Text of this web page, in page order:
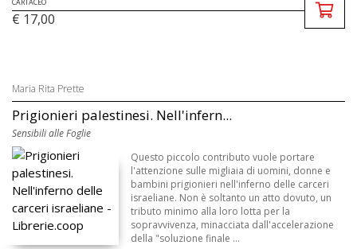
€ 17,00
Maria Rita Prette
Prigionieri palestinesi. Nell'infern...
Sensibili alle Foglie
Questo piccolo contributo vuole portare
l'attenzione sulle migliaia di uomini, donne e
bambini prigionieri nell'inferno delle carceri
israeliane. Non è soltanto un atto dovuto, un
tributo minimo alla loro lotta per la
sopravvivenza, minacciata dall'accelerazione
della "soluzione finale ...